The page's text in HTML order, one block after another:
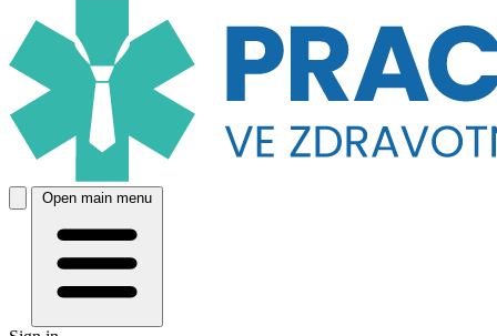
Open main menu